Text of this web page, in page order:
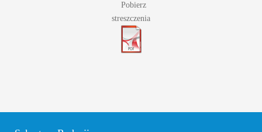
Pobierz
streszczenia